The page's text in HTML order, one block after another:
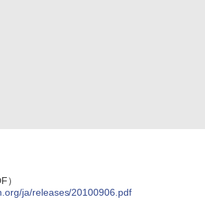
）
ja/releases/20100906.pdf